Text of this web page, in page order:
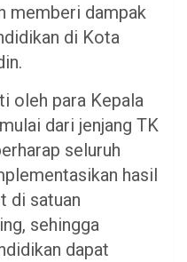
memberi dampak
di Kota
oleh para Kepala
dari jenjang TK
seluruh
hasil
di satuan
sehingga
dapat